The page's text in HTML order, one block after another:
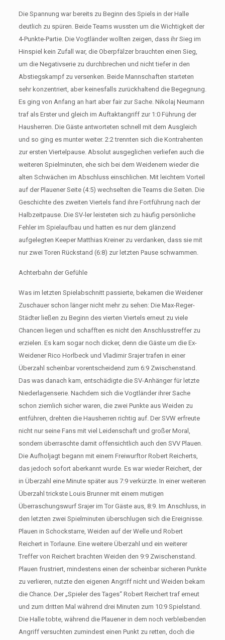
Die Spannung war bereits zu Beginn des Spiels in der Halle
deutlich zu spüren. Beide Teams wussten um die Wichtigkeit der
4-Punkte-Partie. Die Vogtländer wollten zeigen, dass ihr Sieg im
Hinspiel kein Zufall war, die Oberpfälzer brauchten einen Sieg,
um die Negativserie zu durchbrechen und nicht tiefer in den
Abstiegskampf zu versenken. Beide Mannschaften starteten
sehr konzentriert, aber keinesfalls zurückhaltend die Begegnung.
Es ging von Anfang an hart aber fair zur Sache. Nikolaj Neumann
traf als Erster und gleich im Auftaktangriff zur 1:0 Führung der
Hausherren. Die Gäste antworteten schnell mit dem Ausgleich
und so ging es munter weiter. 2:2 trennten sich die Kontrahenten
zur ersten Viertelpause. Absolut ausgeglichen verliefen auch die
weiteren Spielminuten, ehe sich bei dem Weidenern wieder die
alten Schwächen im Abschluss einschlichen. Mit leichtem Vorteil
auf der Plauener Seite (4:5) wechselten die Teams die Seiten. Die
Geschichte des zweiten Viertels fand ihre Fortführung nach der
Halbzeitpause. Die SV-ler leisteten sich zu häufig persönliche
Fehler im Spielaufbau und hatten es nur dem glänzend
aufgelegten Keeper Matthias Kreiner zu verdanken, dass sie mit
nur zwei Toren Rückstand (6:8) zur letzten Pause schwammen.
Achterbahn der Gefühle
Was im letzten Spielabschnitt passierte, bekamen die Weidener
Zuschauer schon länger nicht mehr zu sehen: Die Max-Reger-
Städter ließen zu Beginn des vierten Viertels erneut zu viele
Chancen liegen und schafften es nicht den Anschlusstreffer zu
erzielen. Es kam sogar noch dicker, denn die Gäste um die Ex-
Weidener Rico Horlbeck und Vladimir Srajer trafen in einer
Überzahl scheinbar vorentscheidend zum 6:9 Zwischenstand.
Das was danach kam, entschädigte die SV-Anhänger für letzte
Niederlagenserie. Nachdem sich die Vogtländer ihrer Sache
schon ziemlich sicher waren, die zwei Punkte aus Weiden zu
entführen, drehten die Hausherren richtig auf. Der SVW erfreute
nicht nur seine Fans mit viel Leidenschaft und großer Moral,
sondern überraschte damit offensichtlich auch den SVV Plauen.
Die Aufholjagt begann mit einem Freiwurftor Robert Reicherts,
das jedoch sofort aberkannt wurde. Es war wieder Reichert, der
in Überzahl eine Minute später aus 7:9 verkürzte. In einer weiteren
Überzahl trickste Louis Brunner mit einem mutigen
Überraschungswurf Srajer im Tor Gäste aus, 8:9. Im Anschluss, in
den letzten zwei Spielminuten überschlugen sich die Ereignisse.
Plauen in Schockstarre, Weiden auf der Welle und Robert
Reichert in Torlaune. Eine weitere Überzahl und ein weiterer
Treffer von Reichert brachten Weiden den 9:9 Zwischenstand.
Plauen frustriert, mindestens einen der scheinbar sicheren Punkte
zu verlieren, nutzte den eigenen Angriff nicht und Weiden bekam
die Chance. Der „Spieler des Tages“ Robert Reichert traf erneut
und zum dritten Mal während drei Minuten zum 10:9 Spielstand.
Die Halle tobte, während die Plauener in dem noch verbleibenden
Angriff versuchten zumindest einen Punkt zu retten, doch die